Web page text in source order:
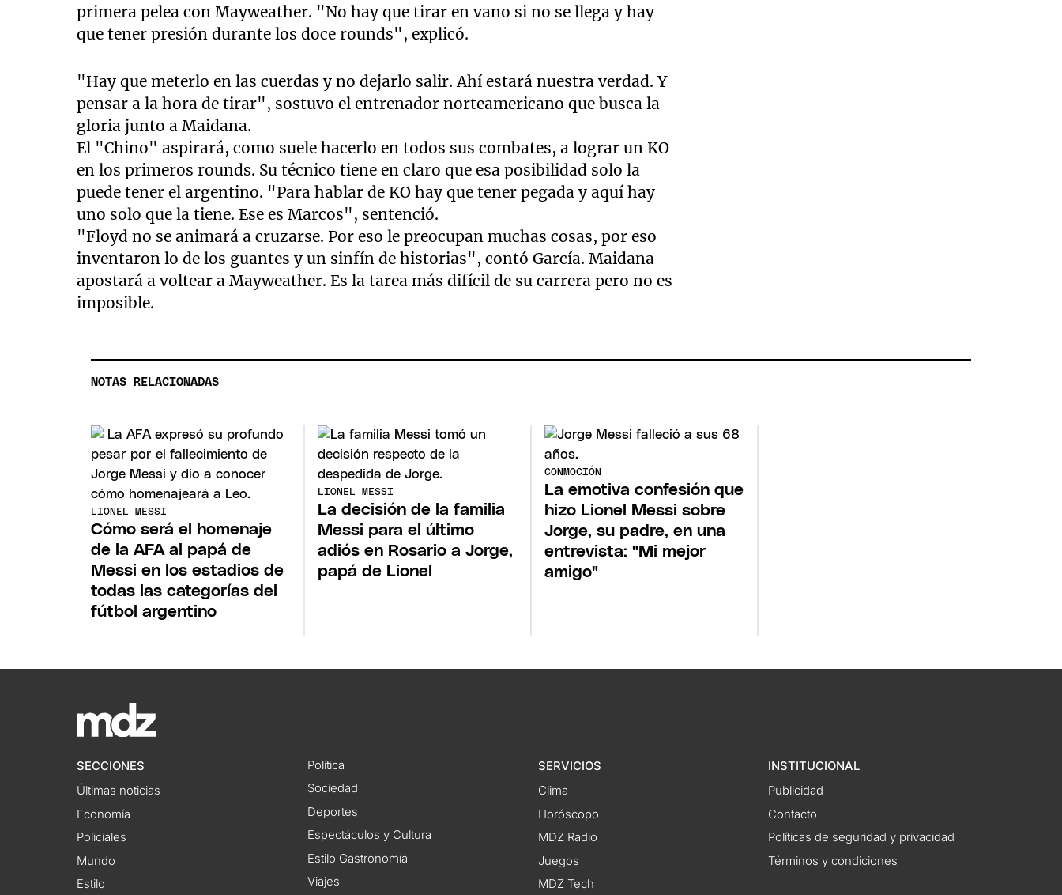
primera pelea con Mayweather. "No hay que tirar en vano si no se llega y hay
que tener presión durante los doce rounds", explicó.
"Hay que meterlo en las cuerdas y no dejarlo salir. Ahí estará nuestra verdad. Y
pensar a la hora de tirar", sostuvo el entrenador norteamericano que busca la
gloria junto a Maidana.
El "Chino" aspirará, como suele hacerlo en todos sus combates, a lograr un KO
en los primeros rounds. Su técnico tiene en claro que esa posibilidad solo la
puede tener el argentino. "Para hablar de KO hay que tener pegada y aquí hay
uno solo que la tiene. Ese es Marcos", sentenció.
"Floyd no se animará a cruzarse. Por eso le preocupan muchas cosas, por eso
inventaron lo de los guantes y un sinfín de historias", contó García. Maidana
apostará a voltear a Mayweather. Es la tarea más difícil de su carrera pero no es
imposible.
NOTAS RELACIONADAS
LIONEL MESSI
Cómo será el homenaje
de la AFA al papá de
Messi en los estadios de
todas las categorías del
fútbol argentino
LIONEL MESSI
La decisión de la familia
Messi para el último
adiós en Rosario a Jorge,
papá de Lionel
CONMOCIÓN
La emotiva confesión que
hizo Lionel Messi sobre
Jorge, su padre, en una
entrevista: "Mi mejor
amigo"
SECCIONES
Últimas noticias
Economía
Policiales
Mundo
Estilo
Política
Sociedad
Deportes
Espectáculos y Cultura
Estilo Gastronomía
Viajes
SERVICIOS
Clima
Horóscopo
MDZ Radio
Juegos
MDZ Tech
INSTITUCIONAL
Publicidad
Contacto
Políticas de seguridad y privacidad
Términos y condiciones